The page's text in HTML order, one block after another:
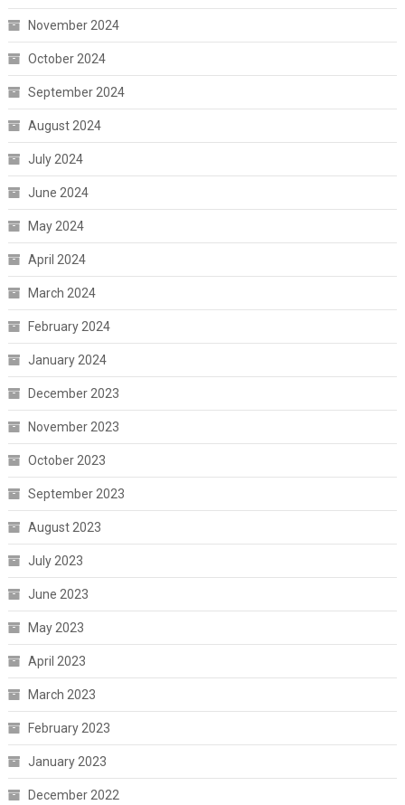
November 2024
October 2024
September 2024
August 2024
July 2024
June 2024
May 2024
April 2024
March 2024
February 2024
January 2024
December 2023
November 2023
October 2023
September 2023
August 2023
July 2023
June 2023
May 2023
April 2023
March 2023
February 2023
January 2023
December 2022